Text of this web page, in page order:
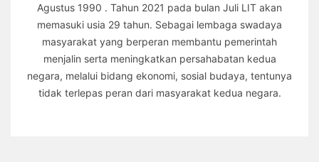
Agustus 1990 . Tahun 2021 pada bulan Juli LIT akan
memasuki usia 29 tahun. Sebagai lembaga swadaya
masyarakat yang berperan membantu pemerintah
menjalin serta meningkatkan persahabatan kedua
negara, melalui bidang ekonomi, sosial budaya, tentunya
tidak terlepas peran dari masyarakat kedua negara.